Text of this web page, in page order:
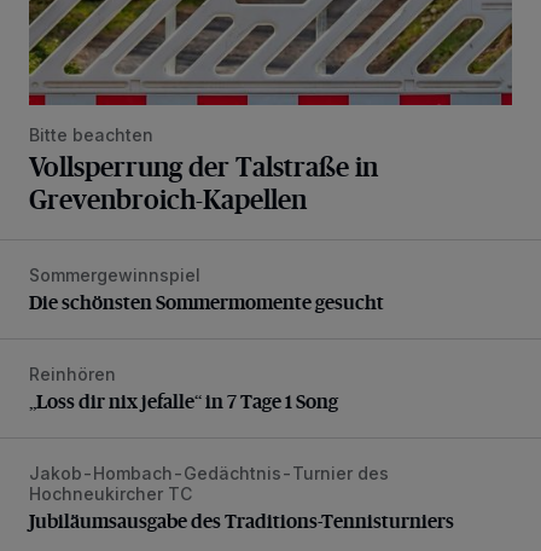
Bitte beachten
Vollsperrung der Talstraße in
Grevenbroich-Kapellen
Die schönsten Sommermomente gesucht
Sommergewinnspiel
Die schönsten Sommermomente gesucht
„Loss dir nix jefalle“ in 7 Tage 1 Song
Reinhören
„Loss dir nix jefalle“ in 7 Tage 1 Song
Jubiläumsausgabe des Traditions-Tennisturniers
Jakob-Hombach-Gedächtnis-Turnier des
Hochneukircher TC
Jubiläumsausgabe des Traditions-Tennisturniers